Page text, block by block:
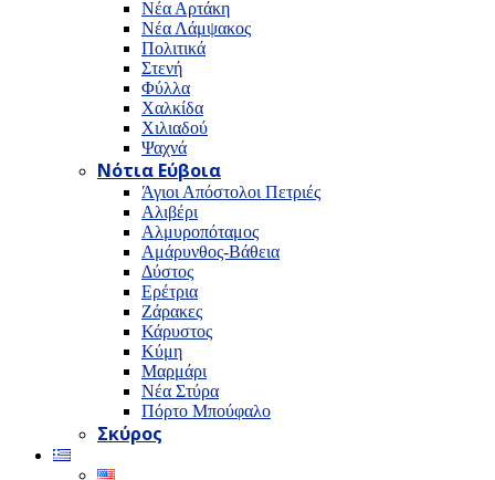
Νέα Αρτάκη
Νέα Λάμψακος
Πολιτικά
Στενή
Φύλλα
Χαλκίδα
Χιλιαδού
Ψαχνά
Νότια Εύβοια
Άγιοι Απόστολοι Πετριές
Αλιβέρι
Αλμυροπόταμος
Αμάρυνθος-Βάθεια
Δύστος
Ερέτρια
Ζάρακες
Κάρυστος
Κύμη
Μαρμάρι
Νέα Στύρα
Πόρτο Μπούφαλο
Σκύρος